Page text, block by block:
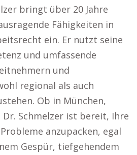
bringt über 20 Jahre
Fähigkeiten in
ein. Er nutzt seine
und umfassende
und
regional als auch
Ob in München,
Schmelzer ist bereit, Ihre
anzupacken, egal
Gespür, tiefgehendem